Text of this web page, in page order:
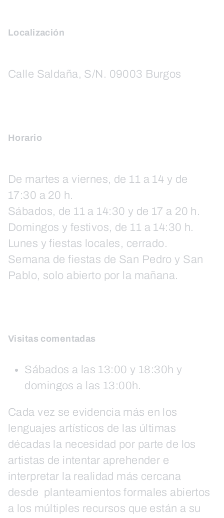
Localización
Calle Saldaña, S/N. 09003 Burgos
Horario
De martes a viernes, de 11 a 14 y de
17:30 a 20 h.
Sábados, de 11 a 14:30 y de 17 a 20 h.
Domingos y festivos, de 11 a 14:30 h.
Lunes y fiestas locales, cerrado.
Semana de fiestas de San Pedro y San
Pablo, solo abierto por la mañana.
Visitas comentadas
Sábados a las 13:00 y 18:30h y
domingos a las 13:00h.
Cada vez se evidencia más en los
lenguajes artísticos de las últimas
décadas la necesidad por parte de los
artistas de intentar aprehender e
interpretar la realidad más cercana
desde planteamientos formales abiertos
a los múltiples recursos que están a su